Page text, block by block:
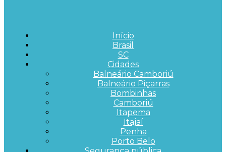
Início
Brasil
SC
Cidades
Balneário Camboriú
Balneário Piçarras
Bombinhas
Camboriú
Itapema
Itajaí
Penha
Porto Belo